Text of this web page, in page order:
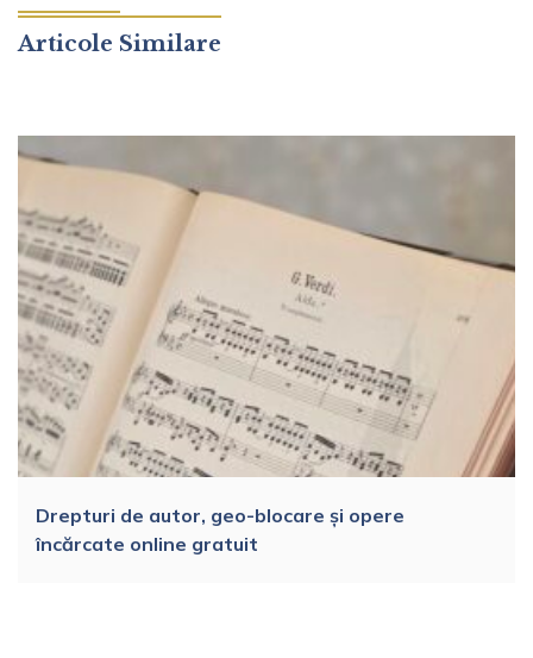
Articole Similare
Drepturi de autor, geo-blocare și opere
încărcate online gratuit